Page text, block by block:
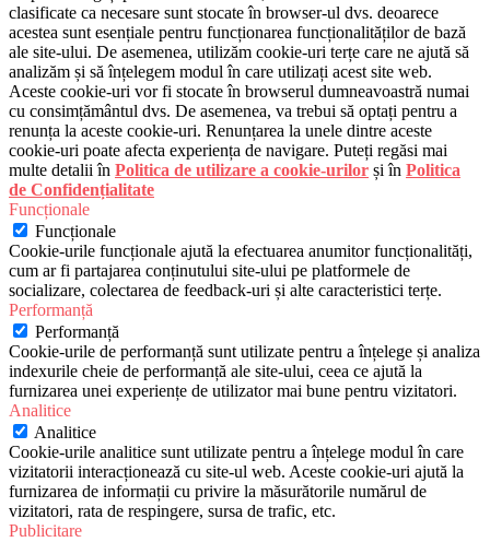
clasificate ca necesare sunt stocate în browser-ul dvs. deoarece
acestea sunt esențiale pentru funcționarea funcționalităților de bază
ale site-ului. De asemenea, utilizăm cookie-uri terțe care ne ajută să
analizăm și să înțelegem modul în care utilizați acest site web.
Aceste cookie-uri vor fi stocate în browserul dumneavoastră numai
cu consimțământul dvs. De asemenea, va trebui să optați pentru a
renunța la aceste cookie-uri. Renunțarea la unele dintre aceste
cookie-uri poate afecta experiența de navigare. Puteți regăsi mai
multe detalii în Politica de utilizare a cookie-urilor și în Politica
de Confidențialitate
Funcționale
Funcționale
Cookie-urile funcționale ajută la efectuarea anumitor funcționalități,
cum ar fi partajarea conținutului site-ului pe platformele de
socializare, colectarea de feedback-uri și alte caracteristici terțe.
Performanță
Performanță
Cookie-urile de performanță sunt utilizate pentru a înțelege și analiza
indexurile cheie de performanță ale site-ului, ceea ce ajută la
furnizarea unei experiențe de utilizator mai bune pentru vizitatori.
Analitice
Analitice
Cookie-urile analitice sunt utilizate pentru a înțelege modul în care
vizitatorii interacționează cu site-ul web. Aceste cookie-uri ajută la
furnizarea de informații cu privire la măsurătorile numărul de
vizitatori, rata de respingere, sursa de trafic, etc.
Publicitare